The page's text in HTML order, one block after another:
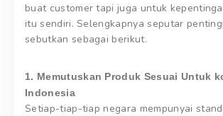
buat customer tapi juga untuk
itu sendiri. Selengkapnya seputar
sebutkan sebagai berikut.
1. Memutuskan Produk Sesuai Untuk
Indonesia
Setiap-tiap-tiap negara mempunyai